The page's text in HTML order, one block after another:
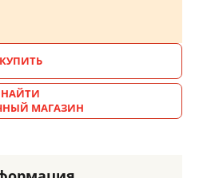
КУПИТЬ
НАЙТИ
МАГАЗИН